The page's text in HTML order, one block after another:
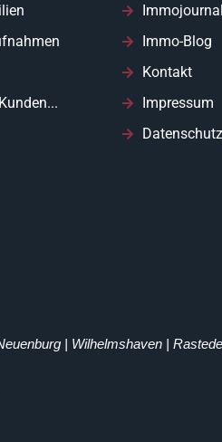
Immojournal
Immo-Blog
Kontakt
Impressum
Datenschutz
| Wilhelmshaven |